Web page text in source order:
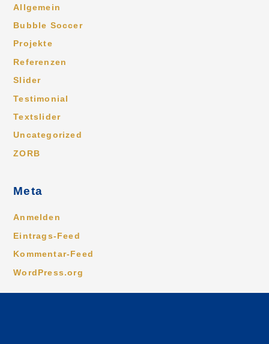
Allgemein
Bubble Soccer
Projekte
Referenzen
Slider
Testimonial
Textslider
Uncategorized
ZORB
Meta
Anmelden
Eintrags-Feed
Kommentar-Feed
WordPress.org